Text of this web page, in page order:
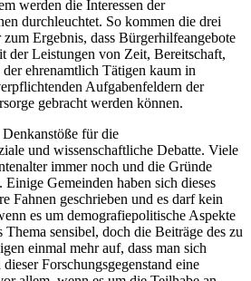
werden die Interessen der
durchleuchtet. So kommen die drei
Ergebnis, dass Bürgerhilfeangebote
der Leistungen von Zeit, Bereitschaft,
ehrenamtlich Tätigen kaum in
Aufgabenfeldern der
gebracht werden können.
für die
und wissenschaftliche Debatte. Viele
immer noch und die Gründe
Gemeinden haben sich dieses
Fahnen geschrieben und es darf kein
es um demografiepolitische Aspekte
sensibel, doch die Beiträge des zu
einmal mehr auf, dass man sich
Forschungsgegenstand eine